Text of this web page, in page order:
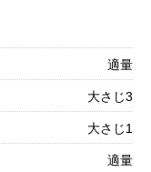
適量
大さじ3
大さじ1
適量